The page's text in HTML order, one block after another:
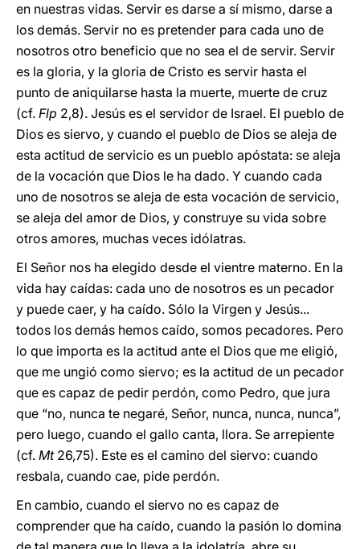
en nuestras vidas. Servir es darse a sí mismo, darse a
los demás. Servir no es pretender para cada uno de
nosotros otro beneficio que no sea el de servir. Servir
es la gloria, y la gloria de Cristo es servir hasta el
punto de aniquilarse hasta la muerte, muerte de cruz
(cf. Flp 2,8). Jesús es el servidor de Israel. El pueblo de
Dios es siervo, y cuando el pueblo de Dios se aleja de
esta actitud de servicio es un pueblo apóstata: se aleja
de la vocación que Dios le ha dado. Y cuando cada
uno de nosotros se aleja de esta vocación de servicio,
se aleja del amor de Dios, y construye su vida sobre
otros amores, muchas veces idólatras.
El Señor nos ha elegido desde el vientre materno. En la
vida hay caídas: cada uno de nosotros es un pecador
y puede caer, y ha caído. Sólo la Virgen y Jesús...
todos los demás hemos caído, somos pecadores. Pero
lo que importa es la actitud ante el Dios que me eligió,
que me ungió como siervo; es la actitud de un pecador
que es capaz de pedir perdón, como Pedro, que jura
que “no, nunca te negaré, Señor, nunca, nunca, nunca”,
pero luego, cuando el gallo canta, llora. Se arrepiente
(cf. Mt26,75). Este es el camino del siervo: cuando
resbala, cuando cae, pide perdón.
En cambio, cuando el siervo no es capaz de
comprender que ha caído, cuando la pasión lo domina